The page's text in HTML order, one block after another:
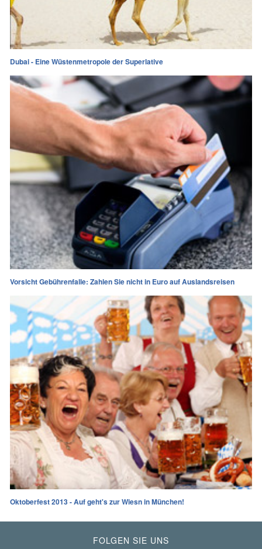
Dubai - Eine Wüstenmetropole der Superlative
Vorsicht Gebührenfalle: Zahlen Sie nicht in Euro auf Auslandsreisen
Oktoberfest 2013 - Auf geht's zur Wiesn in München!
FOLGEN SIE UNS